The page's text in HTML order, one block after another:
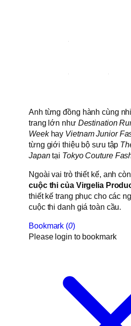
Anh từng đồng hành cùng
trang lớn như Destination
Weekhay Vietnam Junior
từng giới thiệu bộ sưu tập
Japantại Tokyo Couture
Ngoài vai trò thiết kế, anh
cuộc thi của Virgelia
thiết kế trang phục cho các
cuộc thi danh giá toàn cầu.
Bookmark (0)
Please login to bookmark